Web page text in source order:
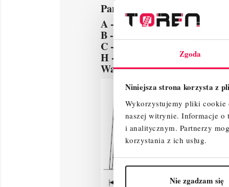
Zgoda
Niniejsza strona korzysta z
Wykorzystujemy pliki cookie
naszej witrynie. Informacje o
i analitycznym. Partnerzy
korzystania z ich usług.
Nie zgadzam się
Parametry techniczne :
A - 40 cm
B - 45cm
C - 56 cm
H - 72 cm
Waga - 5 kg